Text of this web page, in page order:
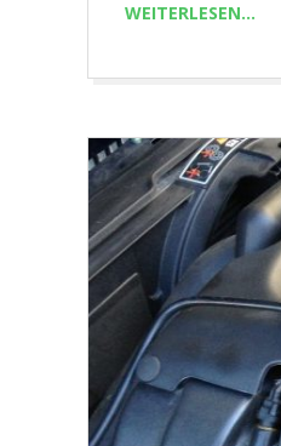
05
WEITERLESEN…